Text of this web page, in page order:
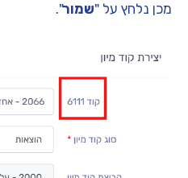
מכן נלחץ על "שמור".